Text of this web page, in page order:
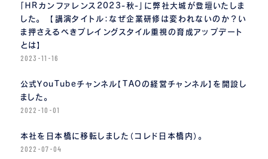
「ＨＲカンファレンス2023-秋-」に弊社大城が登壇いたしま
した。 【講演タイトル：なぜ企業研修は変われないのか？い
ま押さえるべきプレイングスタイル重視の育成アップデート
とは】
2023-11-16
公式YouTubeチャンネル【TAOの経営チャンネル】を開設し
ました。
2022-10-01
本社を日本橋に移転しました（コレド日本橋内）。
2022-07-04